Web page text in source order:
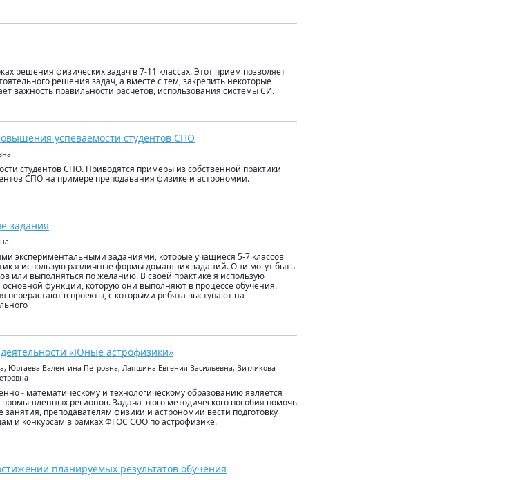
решения физических задач в 7-11 классах. Этот прием позволяет
решения задач, а вместе с тем, закрепить некоторые
важность правильности расчетов, использования системы СИ.
успеваемости студентов СПО
студентов СПО. Приводятся примеры из собственной практики
СПО на примере преподавания физике и астрономии.
задания
экспериментальными заданиями, которые учащиеся 5-7 классов
я использую различные формы домашних заданий. Они могут быть
или выполняться по желанию. В своей практике я использую
функции, которую они выполняют в процессе обучения.
в проекты, с которыми ребята выступают на
«Юные астрофизики»
Юртаева Валентина Петровна, Лапшина Евгения Васильевна, Витликова
- математическому и технологическому образованию является
регионов. Задача этого методического пособия помочь
преподавателям физики и астрономии вести подготовку
и конкурсам в рамках ФГОС СОО по астрофизике.
планируемых результатов обучения